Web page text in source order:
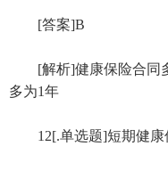
[答案]B
[解析]健康保险合同多
多为1年
12[.单选题]短期健康